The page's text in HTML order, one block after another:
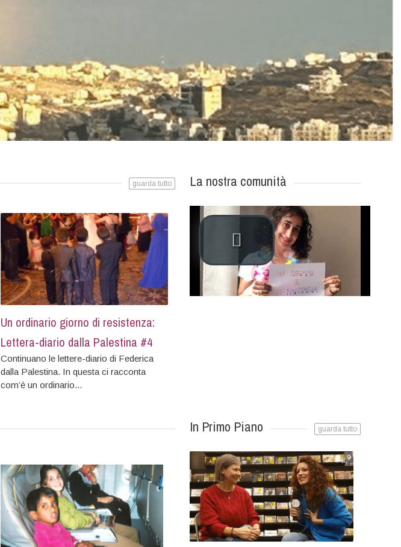
guarda tutto
Un ordinario giorno di resistenza:
Lettera-diario dalla Palestina #4
Continuano le lettere-diario di Federica
dalla Palestina. In questa ci racconta
com’è un ordinario...
La nostra comunità
In Primo Piano guarda tutto